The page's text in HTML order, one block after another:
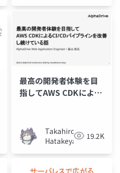
最高の開発者体験を目
指してAWS CDKによる
Takahiro
Hatakeyama 19.2K